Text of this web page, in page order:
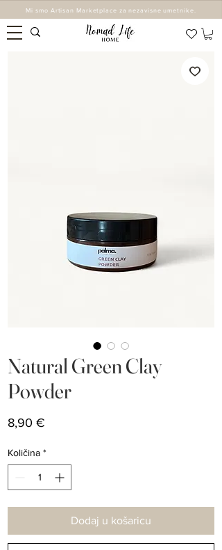
Mi smo Artisan Marketplace za nezavisne umetnike.
Natural Green Clay
Powder
8,90 €
Količina *
Dodaj u košaricu